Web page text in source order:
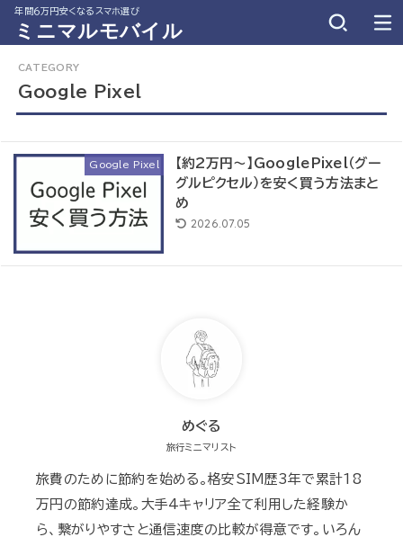
年間６万円安くなるスマホ選び
ミニマルモバイル
Google Pixel
Google Pixel
【約2万円〜】GooglePixel（グー
グルピクセル）を安く買う方法まと
め
2026.07.05
めぐる
旅行ミニマリスト
旅費のために節約を始める。格安SIM歴3年で累計18
万円の節約達成。大手4キャリア全て利用した経験か
ら、繋がりやすさと通信速度の比較が得意です。いろん